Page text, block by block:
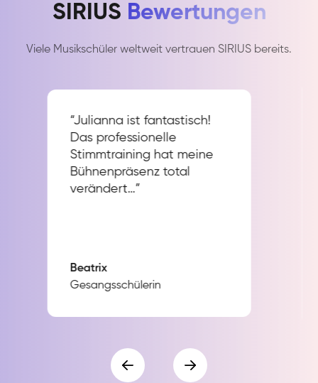
SIRIUS Bewertungen
Viele Musikschüler weltweit vertrauen SIRIUS bereits.
“Julianna ist fantastisch!
Das professionelle
Stimmtraining hat meine
Bühnenpräsenz total
verändert…”
Beatrix
Gesangsschülerin